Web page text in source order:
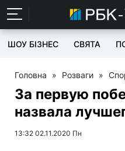
ШОУ БІЗНЕС СВЯТА
Головна » Розваги »
За первую
назвала
13:32 02.11.2020 Пн